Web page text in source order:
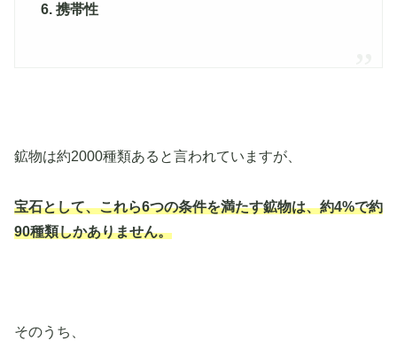
6. 携帯性
鉱物は約2000種類あると言われていますが、
宝石として、これら6つの条件を満たす鉱物は、約4%で約
90種類しかありません。
そのうち、